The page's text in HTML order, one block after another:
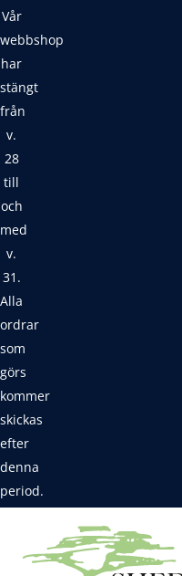
Vår
webbshop
har
stängt
från
v.
28
till
och
med
v.
31.
Alla
ordrar
som
görs
kommer
skickas
efter
denna
period.